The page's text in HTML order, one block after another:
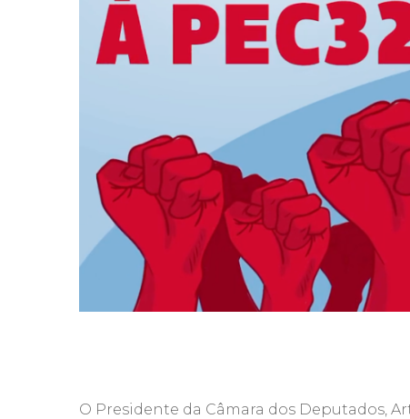
links Úteis
Parceiros
Galeria de
Leis
O Presidente da Câmara dos Deputados,